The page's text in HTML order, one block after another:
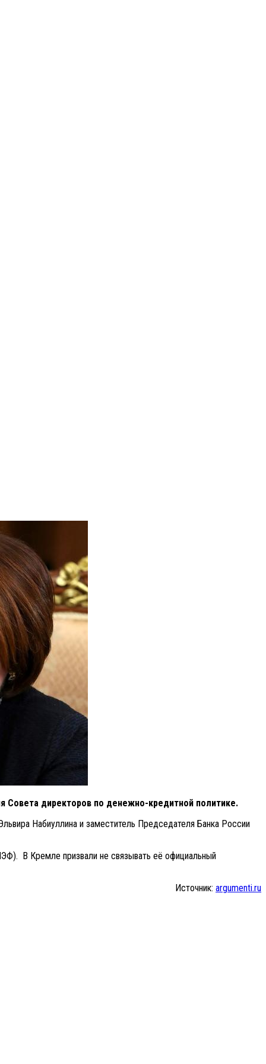
Совета директоров по денежно-кредитной политике.
Набиуллина и заместитель Председателя Банка России
В Кремле призвали не связывать её официальный
Источник: argumenti.ru